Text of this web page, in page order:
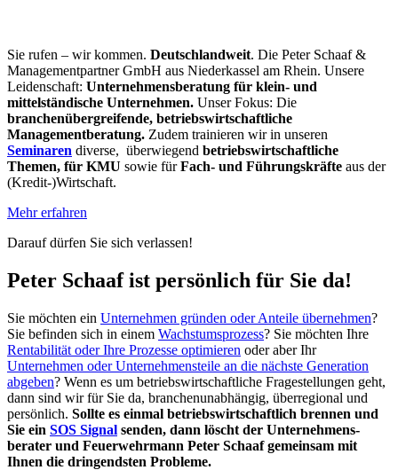
Sie rufen – wir kommen. Deutschlandweit. Die Peter Schaaf &
Managementpartner GmbH aus Niederkassel am Rhein. Unsere
Leidenschaft: Unternehmensberatung für klein- und
mittelständische Unternehmen. Unser Fokus: Die
branchenübergreifende, betriebswirtschaftliche
Managementberatung. Zudem trainieren wir in unseren
Seminaren diverse, überwiegend betriebswirtschaftliche
Themen, für KMU sowie fürFach- und Führungskräfte aus der
(Kredit-)Wirtschaft.
Mehr erfahren
Darauf dürfen Sie sich verlassen!
Peter Schaaf ist persönlich für Sie da!
Sie möchten ein Unternehmen gründen oder Anteile übernehmen?
Sie befinden sich in einem Wachstums­prozess? Sie möchten Ihre
Rentabilität oder Ihre Prozesse optimieren oder aber Ihr
Unternehmen oder Unternehmensteile an die nächste Generation
abgeben? Wenn es um betriebswirtschaftliche Fragestellungen geht,
dann sind wir für Sie da, branchenunabhängig, überregional und
persönlich. Sollte es einmal betriebs­wirtschaftlich brennen und
Sie ein SOS Signal senden, dann löscht der Unternehmens­
berater und Feuerwehrmann Peter Schaaf gemeinsam mit
Ihnen die dringendsten Probleme.